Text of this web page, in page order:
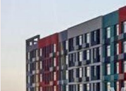
розведена проводка,
унітаз, міжкімнатні
будинком є вся
садки. Зручна
громадського
т.044 200 10 80 Valion.ua/